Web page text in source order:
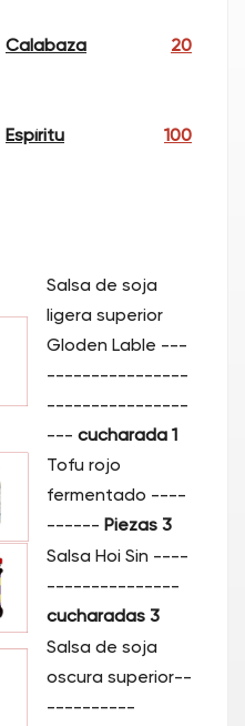
Calabaza 20
Espíritu 100
Salsa de soja
ligera superior
Gloden Lable ---
----------------
----------------
--- cucharada 1
Tofu rojo
fermentado ----
------ Piezas 3
Salsa Hoi Sin ----
---------------
cucharadas 3
Salsa de soja
oscura superior--
----------